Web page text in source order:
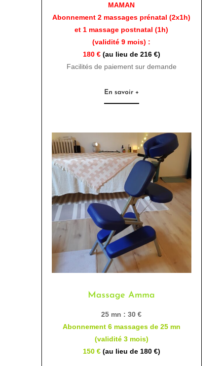
MAMAN
Abonnement 2 massages prénatal (2x1h)
et 1 massage postnatal (1h)
(validité 9 mois) :
180 € (au lieu de 216 €)
Facilités de paiement sur demande
En savoir +
Massage Amma
25 mn : 30 €
Abonnement 6 massages de 25 mn
(validité 3 mois)
150 €(au lieu de 180 €)